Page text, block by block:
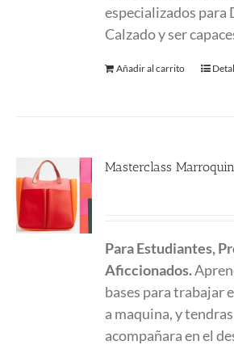
especializados
Calzado y ser
Añadir al carrito
Masterclass
Para Estudiantes,
Aficcionados.
bases para trabajar
a maquina, y
acompañara en el